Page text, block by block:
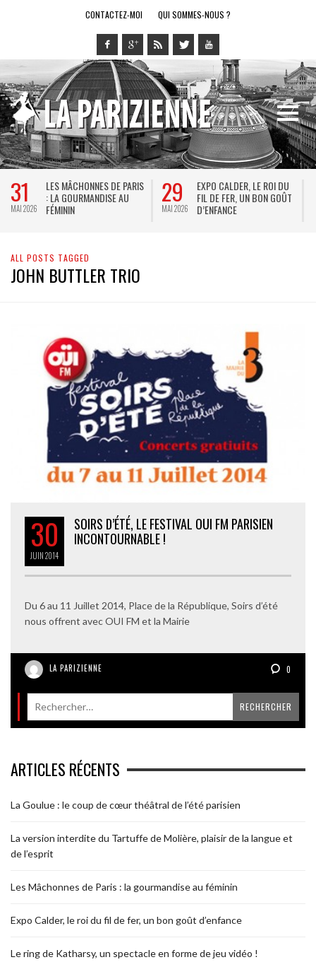
CONTACTEZ-MOI QUI SOMMES-NOUS ?
31
MAI 2026
LES MÂCHONNES DE PARIS
: LA GOURMANDISE AU
FÉMININ
29
MAI 2026
EXPO CALDER, LE ROI DU
FIL DE FER, UN BON GOÛT
D’ENFANCE
ALL POSTS TAGGED
JOHN BUTTLER TRIO
30
JUIN2014
SOIRS D’ÉTÉ, LE FESTIVAL OUI FM PARISIEN
INCONTOURNABLE !
Du 6 au 11 Juillet 2014, Place de la République, Soirs d’été
nous offrent avec OUI FM et la Mairie
LA PARIZIENNE 0
ARTICLES RÉCENTS
La Goulue : le coup de cœur théâtral de l’été parisien
La version interdite du Tartuffe de Molière, plaisir de la langue et
de l’esprit
Les Mâchonnes de Paris : la gourmandise au féminin
Expo Calder, le roi du fil de fer, un bon goût d’enfance
Le ring de Katharsy, un spectacle en forme de jeu vidéo !